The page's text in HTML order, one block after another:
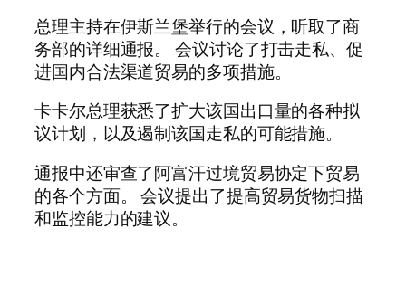
总理主持在伊斯兰堡举行的会议，听取了商
务部的详细通报。 会议讨论了打击走私、促
进国内合法渠道贸易的多项措施。
卡卡尔总理获悉了扩大该国出口量的各种拟
议计划，以及遏制该国走私的可能措施。
通报中还审查了阿富汗过境贸易协定下贸易
的各个方面。 会议提出了提高贸易货物扫描
和监控能力的建议。